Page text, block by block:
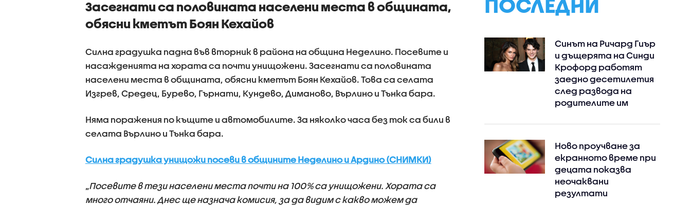
Засегнати са половината населени места в общината,
обясни кметът Боян Кехайов
Силна градушка падна във вторник в района на община Неделино. Посевите и
насажденията на хората са почти унищожени. Засегнати са половината
населени места в общината, обясни кметът Боян Кехайов. Това са селата
Изгрев, Средец, Бурево, Гърнати, Кундево, Диманово, Върлино и Тънка бара.
Няма поражения по къщите и автомобилите. За няколко часа без ток са били в
селата Върлино и Тънка бара.
Силна градушка унищожи посеви в общините Неделино и Ардино (СНИМКИ)
„Посевите в тези населени места почти на 100% са унищожени. Хората са
много отчаяни. Днес ще назнача комисия, за да видим с какво можем да
ПОСЛЕДНИ
Синът на Ричард Гиър
и дъщерята на Синди
Крофорд работят
заедно десетилетия
след развода на
родителите им
Ново проучване за
екранното време при
децата показва
неочаквани
резултати